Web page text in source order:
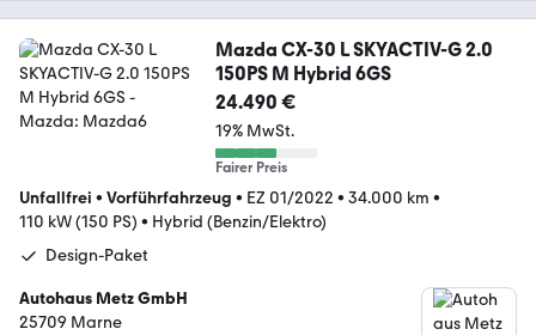
Mazda CX-30 L SKYACTIV-G 2.0
150PS M Hybrid 6GS
24.490 €
19% MwSt.
Fairer Preis
Unfallfrei • Vorführfahrzeug • EZ 01/2022 • 34.000 km •
110 kW (150 PS) • Hybrid (Benzin/Elektro)
Design-Paket
Autohaus Metz GmbH
25709 Marne